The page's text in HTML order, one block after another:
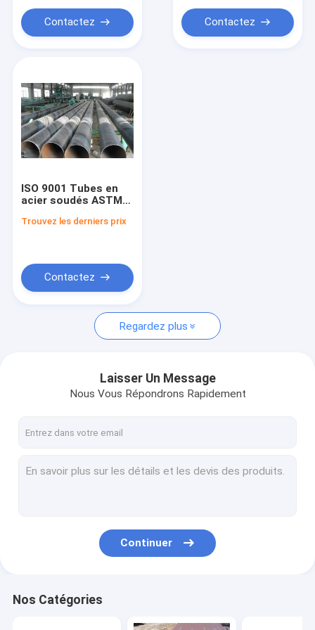
Contactez Contactez
ISO 9001 Tubes en
acier soudés ASTM
filetées
Trouvez les derniers prix
Contactez
Regardez plus
Laisser Un Message
Nous Vous Répondrons Rapidement
Continuer
Nos Catégories